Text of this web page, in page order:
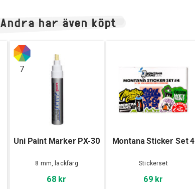
Andra har även köpt
7
Uni Paint Marker PX-30
8 mm, lackfärg
68 kr
Montana Sticker Set 4
Stickerset
69 kr